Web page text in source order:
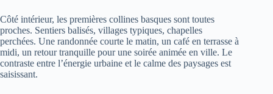
Côté intérieur, les premières collines basques sont toutes
proches. Sentiers balisés, villages typiques, chapelles
perchées. Une randonnée courte le matin, un café en terrasse à
midi, un retour tranquille pour une soirée animée en ville. Le
contraste entre l’énergie urbaine et le calme des paysages est
saisissant.